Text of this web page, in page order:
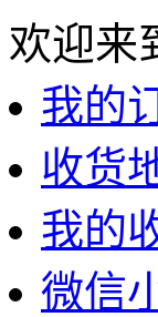
欢迎来
我的
收货
我的
微信